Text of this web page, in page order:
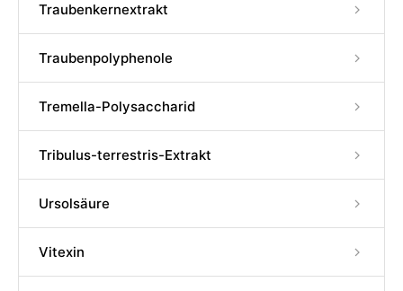
Traubenkernextrakt
Traubenpolyphenole
Tremella-Polysaccharid
Tribulus-terrestris-Extrakt
Ursolsäure
Vitexin